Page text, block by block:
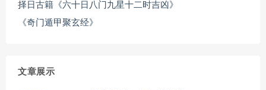
择日古籍《六十日八门九星十二时吉凶》
《奇门遁甲聚玄经》
文章展示